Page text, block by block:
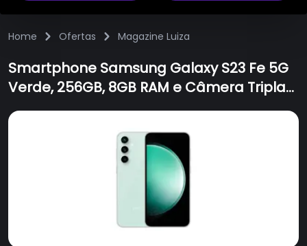
Home Ofertas Magazine Luiza
Smartphone Samsung Galaxy S23 Fe 5G
Verde, 256GB, 8GB RAM e Câmera Tripla
de 50MP + 12MP + 10MP